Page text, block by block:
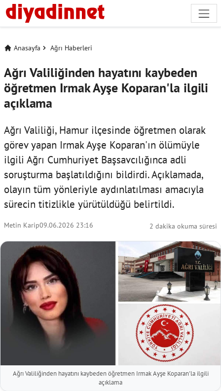
Anasayfa Ağrı Haberleri
Ağrı Valiliğinden hayatını kaybeden
öğretmen Irmak Ayşe Koparan'la ilgili
açıklama
Ağrı Valiliği, Hamur ilçesinde öğretmen olarak
görev yapan Irmak Ayşe Koparan'ın ölümüyle
ilgili Ağrı Cumhuriyet Başsavcılığınca adli
soruşturma başlatıldığını bildirdi. Açıklamada,
olayın tüm yönleriyle aydınlatılması amacıyla
sürecin titizlikle yürütüldüğü belirtildi.
Metin Karip09.06.2026 23:16 2 dakika okuma süresi
Ağrı Valiliğinden hayatını kaybeden öğretmen Irmak Ayşe Koparan'la ilgili
açıklama